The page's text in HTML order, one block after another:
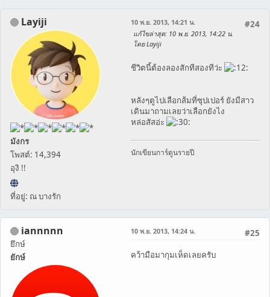
Layiji
มังกร
โพสต์: 14,394
อุงิ !!
ที่อยู่: ณ บางรัก
#24
10 พ.ย. 2013, 14:21 น.
แก้ไขล่าสุด: 10 พ.ย. 2013, 14:22 น.
โดย Layiji
ชีวิตนี้ต้องลองสักทีสองทีว่ะ
หลังๆตูไปเลือกส้มที่ซุปเปอร์ ยังมีสาว
เดินมาถามเลยว่าเลือกยังไง
หล่อสัสอ่ะ
นักเขียนการ์ตูนรายปี
iannnnn
ยึกษ์
ยักษ์
#25
10 พ.ย. 2013, 14:24 น.
คว้ามือมากุมเห็ดเลยครับ